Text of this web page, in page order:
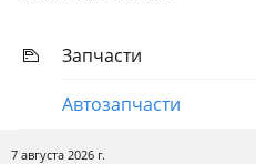
Запчасти
Автозапчасти
7 августа 2026 г.